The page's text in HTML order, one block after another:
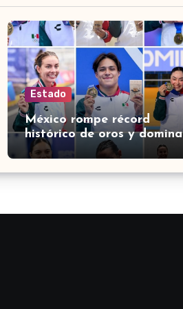
Estado
México rompe récord
histórico de oros y domina
el medallero en Santo